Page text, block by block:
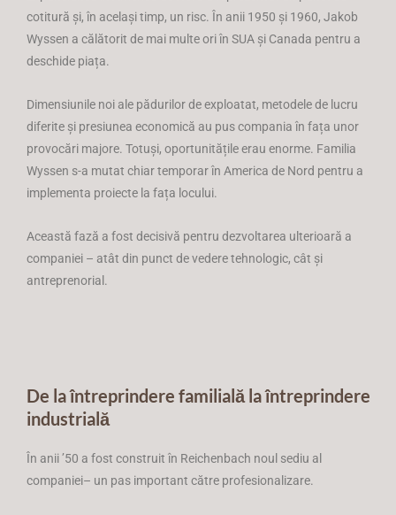
cotitură și, în același timp, un risc. În anii 1950 și 1960, Jakob
Wyssen a călătorit de mai multe ori în SUA și Canada pentru a
deschide piața.
Dimensiunile noi ale pădurilor de exploatat, metodele de lucru
diferite și presiunea economică au pus compania în fața unor
provocări majore. Totuși, oportunitățile erau enorme. Familia
Wyssen s-a mutat chiar temporar în America de Nord pentru a
implementa proiecte la fața locului.
Această fază a fost decisivă pentru dezvoltarea ulterioară a
companiei – atât din punct de vedere tehnologic, cât și
antreprenorial.
De la întreprindere familială la întreprindere
industrială
În anii ’50 a fost construit în Reichenbach noul sediu al
companiei– un pas important către profesionalizare.